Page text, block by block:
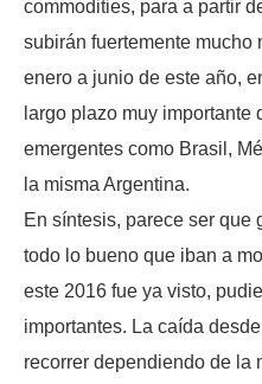
commodities, para a partir
subirán fuertemente mucho
enero a junio de este año,
largo plazo muy
emergentes como Brasil,
la misma Argentina.
En síntesis, parece ser que
todo lo bueno que iban a
este 2016 fue ya visto,
importantes. La caída
recorrer dependiendo de la